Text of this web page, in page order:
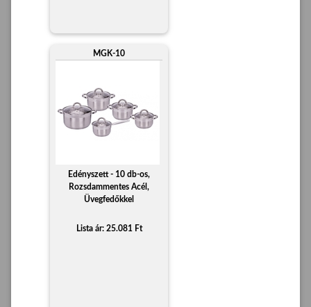
MGK-10
Edényszett - 10 db-os,
Rozsdammentes Acél,
Üvegfedőkkel
Lista ár: 25.081 Ft